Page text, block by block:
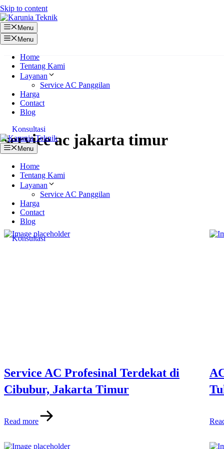
Skip to content
Menu
Menu
Home
Tentang Kami
Layanan
Service AC Panggilan
Harga
Contact
Blog
Konsultasi
Menu
Home
Tentang Kami
Layanan
Service AC Panggilan
Harga
Contact
Blog
Konsultasi
service ac jakarta timur
Service AC Profesinal Terdekat di
Cibubur, Jakarta Timur
Read more